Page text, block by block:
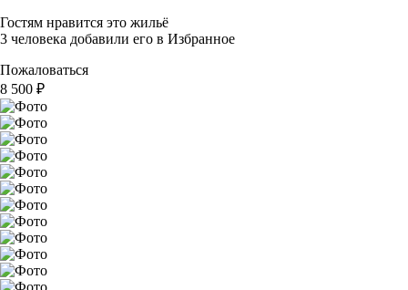
Гостям нравится это жильё
3 человека добавили его в Избранное
Пожаловаться
8 500 ₽